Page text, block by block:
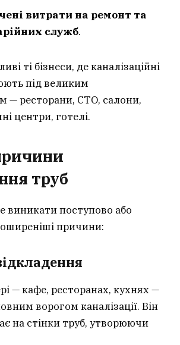
витрати на ремонт та
служб.
ті бізнеси, де каналізаційні
під великим
— ресторани, СТО, салони,
центри, готелі.
труб
виникати поступово або
причини:
— кафе, ресторанах, кухнях —
ворогом каналізації. Він
на стінки труб, утворюючи